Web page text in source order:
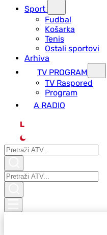
Sport
Fudbal
Košarka
Tenis
Ostali sportovi
Arhiva
TV PROGRAM
ТV Raspored
Program
A RADIO
L